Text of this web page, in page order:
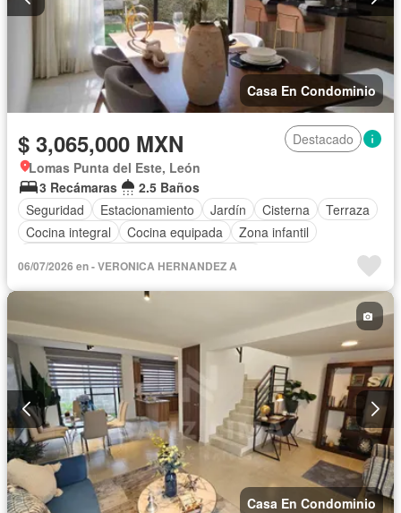
Casa En Condominio
$ 3,065,000 MXN
Destacado
Lomas Punta del Este, León
3 Recámaras
2.5 Baños
Seguridad
Estacionamiento Jardín Cisterna
Terraza
Cocina integral
Cocina equipada
Zona infantil
Caseta de vigilancia
Sin amueblar
06/07/2026 en - VERONICA HERNANDEZ A
Casa En Condominio